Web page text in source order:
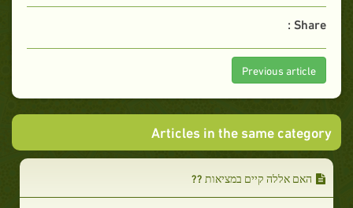
Share :
Previous article
Articles in the same category
האם אללה קיים במציאות ??